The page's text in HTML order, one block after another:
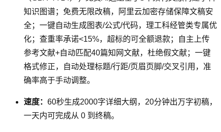
知识图谱；免费无限改稿，阿里云加密存储保障文稿安
全；一键自动生成图表/公式/代码，理工科经管类专属优
化；查重率承诺<15%，超标的可全额退款；自主上传
参考文献+自动匹配40篇知网文献，杜绝假文献；一键
格式修正，自动处理标题/行距/页眉页脚/交叉引用，准
确率高于手动调整。
速度： 60秒生成2000字详细大纲，20分钟出万字初稿，
一天内可完成从 0 到终稿。